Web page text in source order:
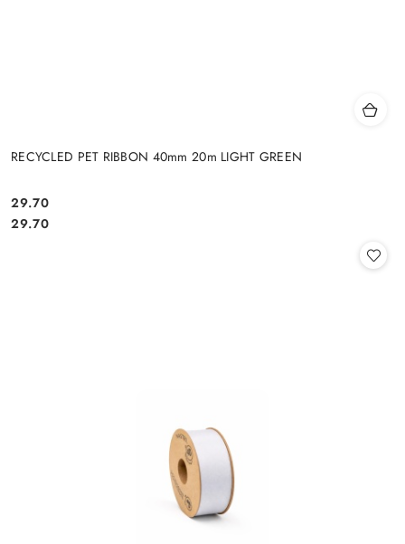
RECYCLED PET RIBBON 40mm 20m LIGHT GREEN
Cena:
29.70
Cena:
29.70